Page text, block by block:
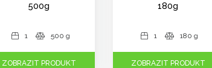
500g
1 500 g
ZOBRAZIT PRODUKT
180g
1 180 g
ZOBRAZIT PRODUKT